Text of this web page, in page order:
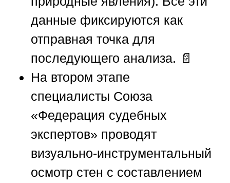
данные фиксируются как
отправная точка для
последующего анализа. 📄
На втором этапе
специалисты Союза
«Федерация судебных
экспертов» проводят
визуально-инструментальный
осмотр стен с составлением